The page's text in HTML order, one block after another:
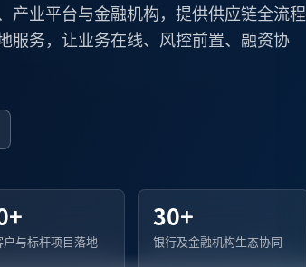
产业平台与金融机构，提供供应链全流程
服务，让业务在线、风控前置、融资协
户与标杆项目落地
30+
银行及金融机构生态协同